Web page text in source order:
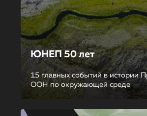
ЮНЕП 50 лет
15 главных событий в истории
ООН по окружающей среде